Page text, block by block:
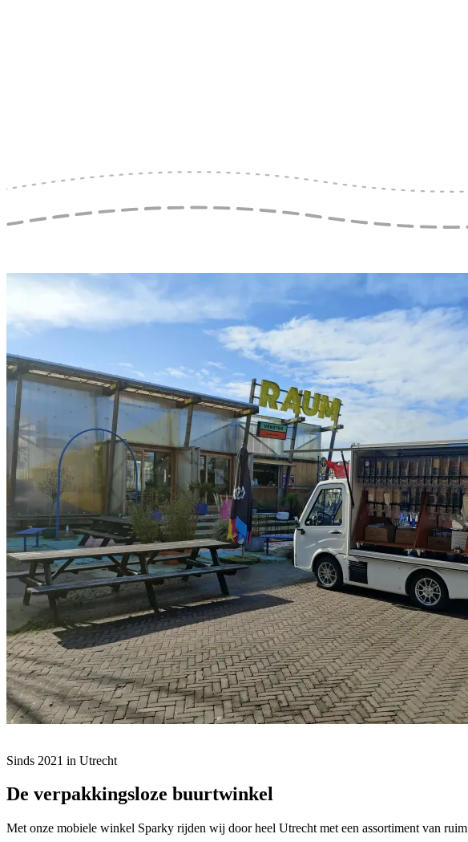
Sinds 2021 in Utrecht
De verpakkingsloze buurtwinkel
Met onze mobiele winkel Sparky rijden wij door heel Utrecht met een assortiment van